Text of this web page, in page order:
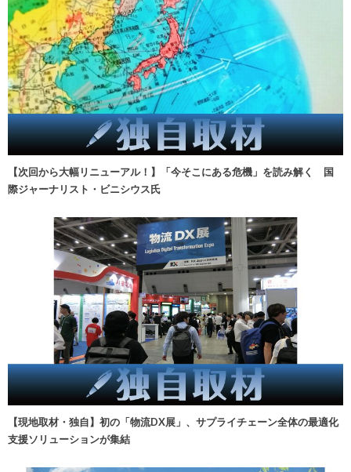
【次回から大幅リニューアル！】「今そこにある危機」を読み解く 国
際ジャーナリスト・ビニシウス氏
【現地取材・独自】初の「物流DX展」、サプライチェーン全体の最適化
支援ソリューションが集結